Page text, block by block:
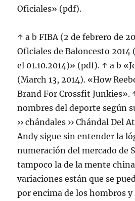
Oficiales» (pdf).
↑ a b FIBA (2 de febrero de
Oficiales de Baloncesto 2014
el 01.10.2014)» (pdf). ↑ a b
(March 13, 2014). «How
Brand For Crossfit Junkies».
nombres del deporte según
›› chándales ›› Chándal Del
Andy sigue sin entender la
numeración del mercado de
tampoco la de la mente
variaciones están que se
por encima de los hombros y